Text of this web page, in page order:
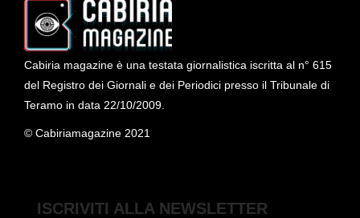
Cabiria magazine è una testata giornalistica iscritta al n° 615
del Registro dei Giornali e dei Periodici presso il Tribunale di
Teramo in data 22/10/2009.
© Cabiriamagazine 2021
ISCRIVITI ALLA NEWSLETTER